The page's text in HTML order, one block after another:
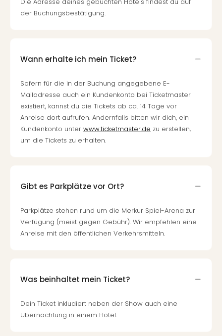
der Buchungsbestätigung.
Wann erhalte ich mein Ticket?
Sofern für die in der Buchung angegebene E-
Mailadresse auch ein Kundenkonto bei Ticketmaster
existiert, kannst du die Tickets ab ca. 14 Tage vor
Anreise dort aufrufen. Andernfalls bitten wir dich, ein
Kundenkonto unter www.ticketmaster.de zu erstellen,
um die Tickets zu erhalten.
Gibt es Parkplätze vor Ort?
Parkplätze stehen rund um die Merkur Spiel-Arena zur
Verfügung (meist gegen Gebühr). Wir empfehlen eine
Anreise mit den öffentlichen Verkehrsmitteln.
Was beinhaltet mein Ticket?
Dein Ticket inkludiert neben der Show auch eine
Übernachtung in einem Hotel.